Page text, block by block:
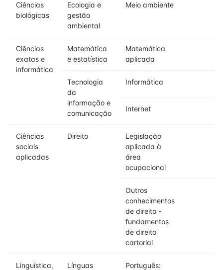
Ciências
biológicas
Ecologia e
gestão
ambiental
Meio ambiente
Ciências
exatas e
informática
Matemática
e estatística
Matemática
aplicada
Tecnologia
da
informação e
comunicação
Informática
Internet
Ciências
sociais
aplicadas
Direito
Legislação
aplicada à
área
ocupacional
Outros
conhecimentos
de direito -
fundamentos
de direito
cartorial
Linguística,
Línguas
Português: